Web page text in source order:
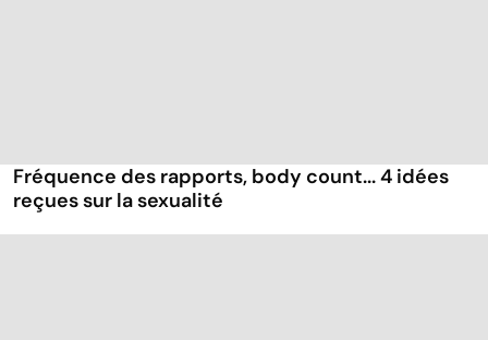
Fréquence des rapports, body count... 4 idées
reçues sur la sexualité